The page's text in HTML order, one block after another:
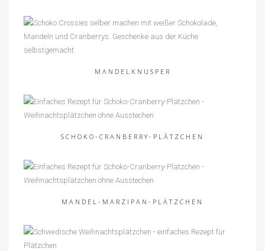
MANDELKNUSPER
SCHOKO-CRANBERRY-PLÄTZCHEN
MANDEL-MARZIPAN-PLÄTZCHEN